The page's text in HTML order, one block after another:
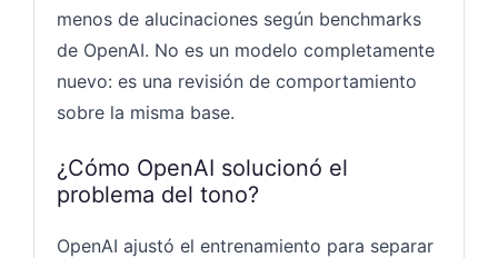
menos de alucinaciones según benchmarks
de OpenAI. No es un modelo completamente
nuevo: es una revisión de comportamiento
sobre la misma base.
¿Cómo OpenAI solucionó el
problema del tono?
OpenAI ajustó el entrenamiento para separar